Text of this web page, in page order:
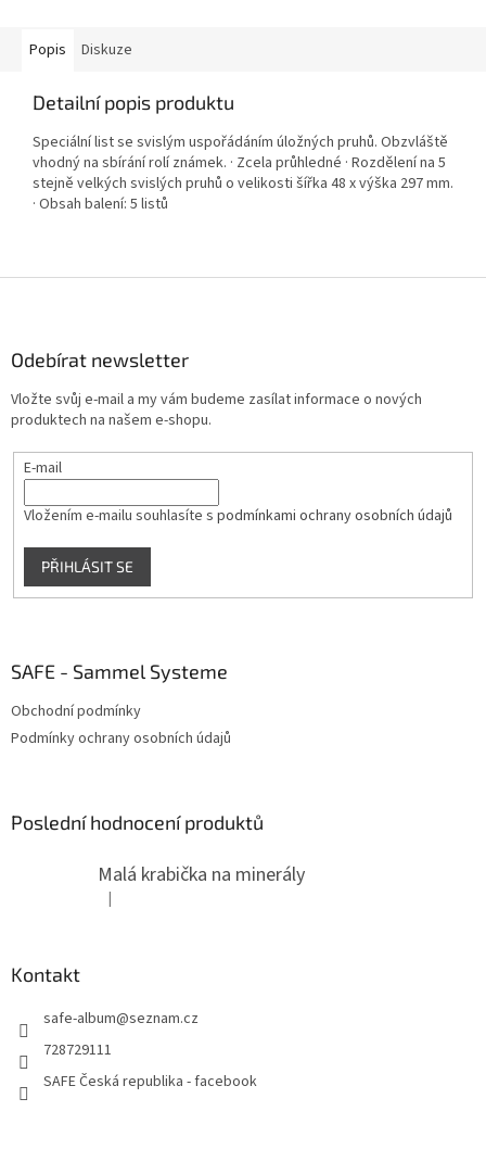
Popis Diskuze
Detailní popis produktu
Speciální list se svislým uspořádáním úložných pruhů. Obzvláště
vhodný na sbírání rolí známek. · Zcela průhledné · Rozdělení na 5
stejně velkých svislých pruhů o velikosti šířka 48 x výška 297 mm.
· Obsah balení: 5 listů
Odebírat newsletter
Vložte svůj e-mail a my vám budeme zasílat informace o nových
produktech na našem e-shopu.
E-mail
Vložením e-mailu souhlasíte s podmínkami ochrany osobních údajů
PŘIHLÁSIT SE
SAFE - Sammel Systeme
Obchodní podmínky
Podmínky ochrany osobních údajů
Poslední hodnocení produktů
Malá krabička na minerály
Hodnocení produktu je 4 z 5 hvězdiček.
|
Kontakt
safe-album@seznam.cz
728729111
SAFE Česká republika - facebook